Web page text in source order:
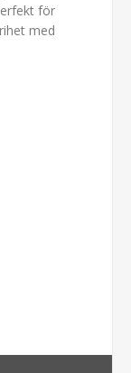
för
med